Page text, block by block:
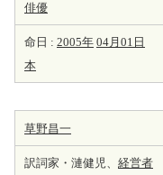
俳優
命日 : 2005年 04月01日
本
草野昌一
訳詞家・漣健児、 経営者